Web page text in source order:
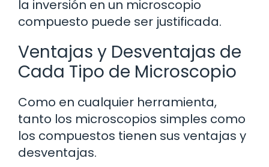
la inversión en un microscopio
compuesto puede ser justificada.
Ventajas y Desventajas de
Cada Tipo de Microscopio
Como en cualquier herramienta,
tanto los microscopios simples como
los compuestos tienen sus ventajas y
desventajas.